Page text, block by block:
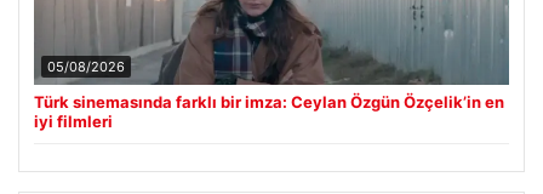
05/08/2026
Türk sinemasında farklı bir imza: Ceylan Özgün Özçelik’in en
iyi filmleri